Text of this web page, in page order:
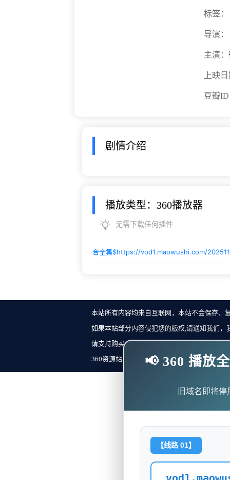
标签：
导演：
主演：
上映
豆瓣
剧情介绍
播放类型：360播放器
无需下载任何插件
合全集$https://vod1.maowushi.com/
本站所有内容均来自互联网，本站不会保存、
如果本站部分内容侵犯您的版权,请通知我们
请支持购买正版！反馈邮箱：
360资源站 Copyright ©2018-2023 All Rights
📢 360 播放
旧域名即将
【线路 01】